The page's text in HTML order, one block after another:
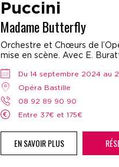
Puccini
Madame Butterfly
Orchestre et Chœurs de
mise en scène. Avec E.
Du 14 septembre 2024
Opéra Bastille
08 92 89 90 90
Entre 37€ et 175€
EN SAVOIR PLUS